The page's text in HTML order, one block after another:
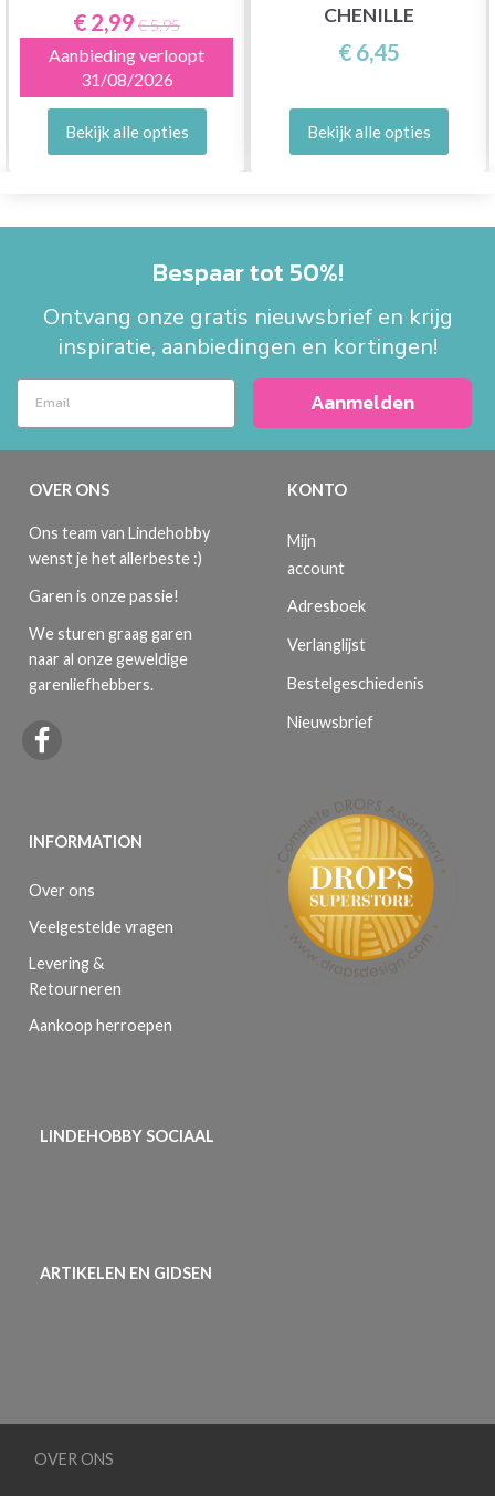
€ 2,99 € 5,95
Aanbieding verloopt
31/08/2026
Bekijk alle opties
CHENILLE
€ 6,45
Bekijk alle opties
Bespaar tot 50%!
Ontvang onze gratis nieuwsbrief en krijg
inspiratie, aanbiedingen en kortingen!
Aanmelden
OVER ONS
Ons team van Lindehobby
wenst je het allerbeste :)
Garen is onze passie!
We sturen graag garen
naar al onze geweldige
garenliefhebbers.
INFORMATION
Over ons
Veelgestelde vragen
Levering &
Retourneren
Aankoop herroepen
KONTO
Mijn
account
Adresboek
Verlanglijst
Bestelgeschiedenis
Nieuwsbrief
LINDEHOBBY SOCIAAL
ARTIKELEN EN GIDSEN
OVER ONS